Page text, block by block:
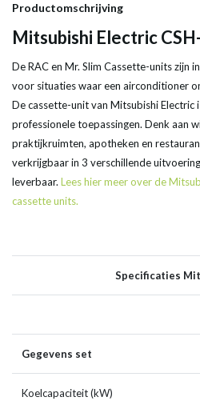
Productomschrijving
Mitsubishi Electric
De RAC en Mr. Slim Cassette-units zijn
voor situaties waar een airconditioner
De cassette-unit van Mitsubishi
professionele toepassingen. Denk aan
praktijkruimten, apotheken en
verkrijgbaar in 3 verschillende
leverbaar. Lees hier meer over de
cassette units.
Specificaties
Gegevens set
Koelcapaciteit (kW)